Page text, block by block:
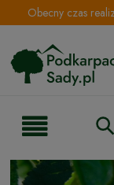
Obecny czas